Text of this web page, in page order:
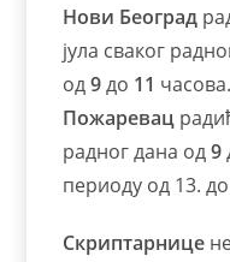
Нови Београд
јула сваког
од9до 11 часова.
Пожаревац
радног дана од9
периоду од 13. до
Скриптарнице